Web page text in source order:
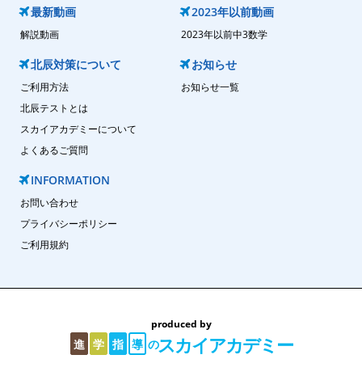
最新動画
解説動画
2023年以前動画
2023年以前中3数学
北辰対策について
ご利用方法
北辰テストとは
スカイアカデミーについて
よくあるご質問
お知らせ
お知らせ一覧
INFORMATION
お問い合わせ
プライバシーポリシー
ご利用規約
produced by
進 学 指 導 のスカイアカデミー